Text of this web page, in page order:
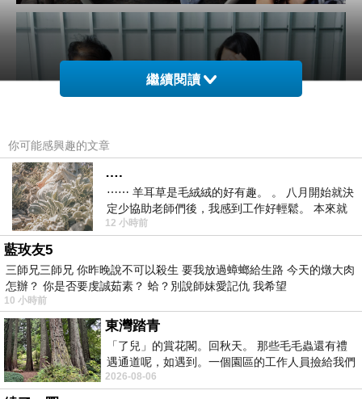
繼續閱讀
你可能感興趣的文章
….
⋯⋯ 羊耳草是毛絨絨的好有趣。 。 八月開始就決
定少協助老師們後，我感到工作好輕鬆。 本來就
不是我的工作啊。 真
12 小時前
藍玫友5
三師兄三師兄 你昨晚說不可以殺生 要我放過蟑螂給生路 今天的燉大肉
怎辦？ 你是否要虔誠茹素？ 蛤？別說師妹愛記仇 我希望
10 小時前
東灣踏青
「了兒」的賞花閣。回秋天。 那些毛毛蟲還有禮
遇通道呢，如遇到。一個園區的工作人員撿給我們
細賞。
2026-08-06